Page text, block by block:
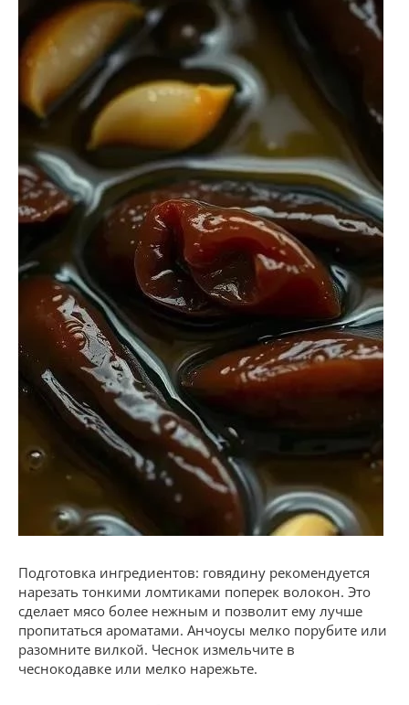
Подготовка ингредиентов: говядину рекомендуется
нарезать тонкими ломтиками поперек волокон. Это
сделает мясо более нежным и позволит ему лучше
пропитаться ароматами. Анчоусы мелко порубите или
разомните вилкой. Чеснок измельчите в
чеснокодавке или мелко нарежьте.